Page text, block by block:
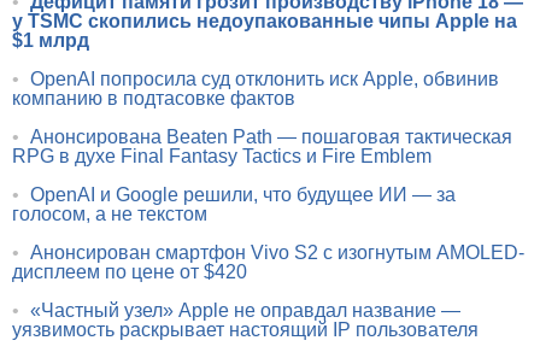
у TSMC скопились недоупакованные чипы Apple на
$1 млрд
• OpenAI попросила суд отклонить иск Apple, обвинив
компанию в подтасовке фактов
• Анонсирована Beaten Path — пошаговая тактическая
RPG в духе Final Fantasy Tactics и Fire Emblem
• OpenAI и Google решили, что будущее ИИ — за
голосом, а не текстом
• Анонсирован смартфон Vivo S2 с изогнутым AMOLED-
дисплеем по цене от $420
• «Частный узел» Apple не оправдал название —
уязвимость раскрывает настоящий IP пользователя